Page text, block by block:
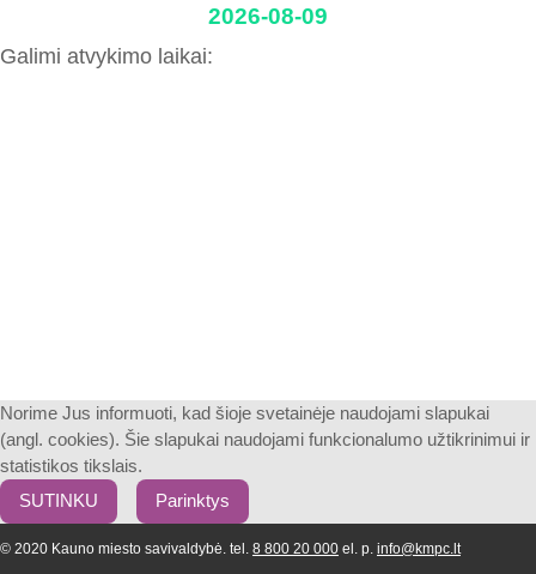
2026-08-09
Galimi atvykimo laikai:
Norime Jus informuoti, kad šioje svetainėje naudojami slapukai
(angl. cookies). Šie slapukai naudojami funkcionalumo užtikrinimui ir
statistikos tikslais.
SUTINKU
Parinktys
© 2020 Kauno miesto savivaldybė. tel. 8 800 20 000 el. p. info@kmpc.lt